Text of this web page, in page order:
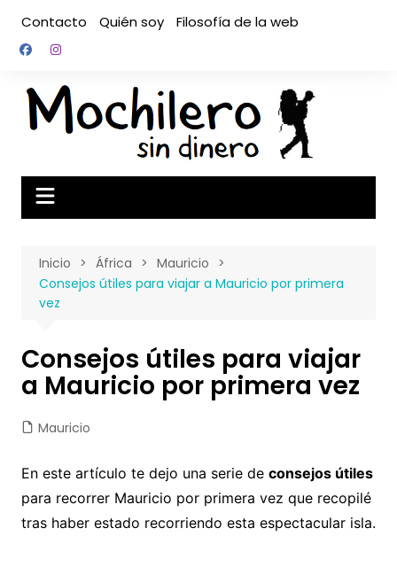
contenido
Contacto Quién soy Filosofía de la web
Inicio África
Mauricio
Consejos útiles para viajar a Mauricio por primera
vez
Consejos útiles para viajar
a Mauricio por primera vez
Mauricio
En este artículo te dejo una serie de consejos útiles
para recorrer Mauricio por primera vez que recopilé
tras haber estado recorriendo esta espectacular isla.